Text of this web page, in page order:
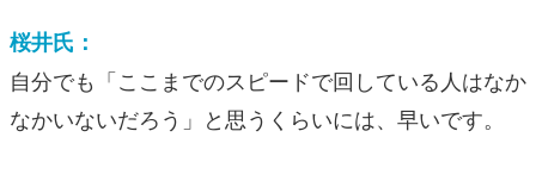
桜井氏：
自分でも「ここまでのスピードで回している人はなか
なかいないだろう」と思うくらいには、早いです。